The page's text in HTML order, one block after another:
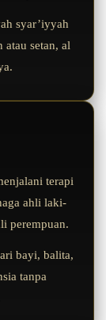
syar’iyyah
setan, al
terapi
ahli laki-
perempuan.
bayi, balita,
tanpa